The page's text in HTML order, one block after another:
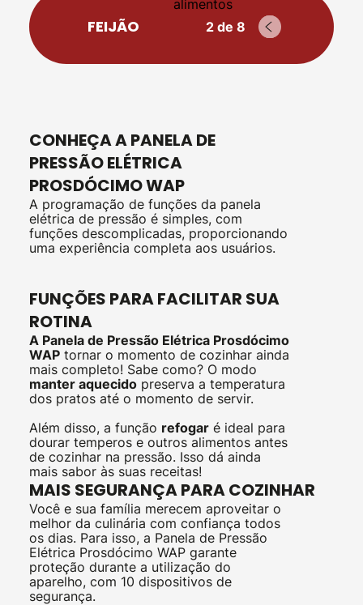
FEIJÃO 2 de 8
CONHEÇA A PANELA DE
PRESSÃO ELÉTRICA
PROSDÓCIMO WAP
A programação de funções da panela
elétrica de pressão é simples, com
funções descomplicadas, proporcionando
uma experiência completa aos usuários.
FUNÇÕES PARA FACILITAR SUA
ROTINA
A Panela de Pressão Elétrica Prosdócimo
WAP tornar o momento de cozinhar ainda
mais completo! Sabe como? O modo
manter aquecido preserva a temperatura
dos pratos até o momento de servir.
Além disso, a função refogar é ideal para
dourar temperos e outros alimentos antes
de cozinhar na pressão. Isso dá ainda
mais sabor às suas receitas!
MAIS SEGURANÇA PARA COZINHAR
Você e sua família merecem aproveitar o
melhor da culinária com confiança todos
os dias. Para isso, a Panela de Pressão
Elétrica Prosdócimo WAP garante
proteção durante a utilização do
aparelho, com 10 dispositivos de
segurança.